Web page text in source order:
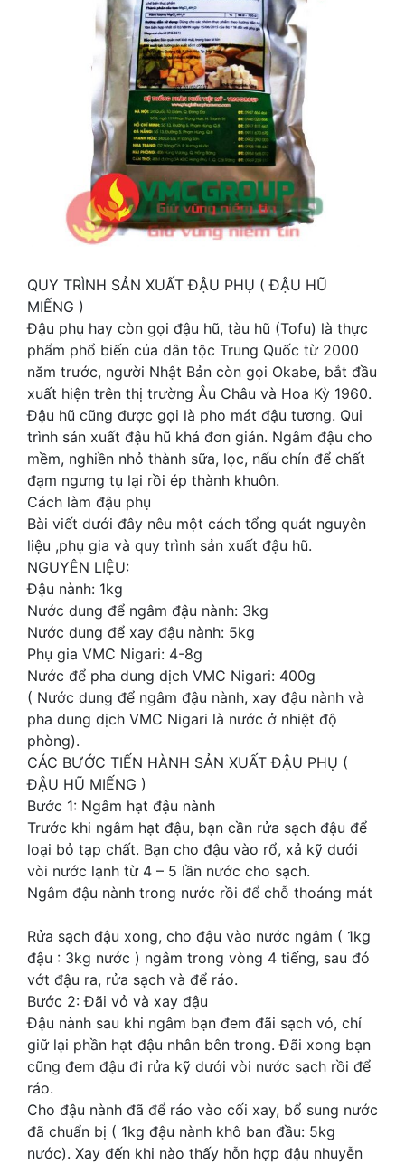
QUY TRÌNH SẢN XUẤT ĐẬU PHỤ ( ĐẬU HŨ
MIẾNG )
Ðậu phụ hay còn gọi đậu hũ, tàu hũ (Tofu) là thực
phẩm phổ biến của dân tộc Trung Quốc từ 2000
năm trước, người Nhật Bản còn gọi Okabe, bắt đầu
xuất hiện trên thị trường Âu Châu và Hoa Kỳ 1960.
Ðậu hũ cũng được gọi là pho mát đậu tương. Qui
trình sản xuất đậu hũ khá đơn giản. Ngâm đậu cho
mềm, nghiền nhỏ thành sữa, lọc, nấu chín để chất
đạm ngưng tụ lại rồi ép thành khuôn.
Cách làm đậu phụ
Bài viết dưới đây nêu một cách tổng quát nguyên
liệu ,phụ gia và quy trình sản xuất đậu hũ.
NGUYÊN LIỆU:
Đậu nành: 1kg
Nước dung để ngâm đậu nành: 3kg
Nước dung để xay đậu nành: 5kg
Phụ gia VMC Nigari: 4-8g
Nước để pha dung dịch VMC Nigari: 400g
( Nước dung để ngâm đậu nành, xay đậu nành và
pha dung dịch VMC Nigari là nước ở nhiệt độ
phòng).
CÁC BƯỚC TIẾN HÀNH SẢN XUẤT ĐẬU PHỤ (
ĐẬU HŨ MIẾNG )
Bước 1: Ngâm hạt đậu nành
Trước khi ngâm hạt đậu, bạn cần rửa sạch đậu để
loại bỏ tạp chất. Bạn cho đậu vào rổ, xả kỹ dưới
vòi nước lạnh từ 4 – 5 lần nước cho sạch.
Ngâm đậu nành trong nước rồi để chỗ thoáng mát
Rửa sạch đậu xong, cho đậu vào nước ngâm ( 1kg
đậu : 3kg nước ) ngâm trong vòng 4 tiếng, sau đó
vớt đậu ra, rửa sạch và để ráo.
Bước 2: Đãi vỏ và xay đậu
Đậu nành sau khi ngâm bạn đem đãi sạch vỏ, chỉ
giữ lại phần hạt đậu nhân bên trong. Đãi xong bạn
cũng đem đậu đi rửa kỹ dưới vòi nước sạch rồi để
ráo.
Cho đậu nành đã để ráo vào cối xay, bổ sung nước
đã chuẩn bị ( 1kg đậu nành khô ban đầu: 5kg
nước). Xay đến khi nào thấy hỗn hợp đậu nhuyễn